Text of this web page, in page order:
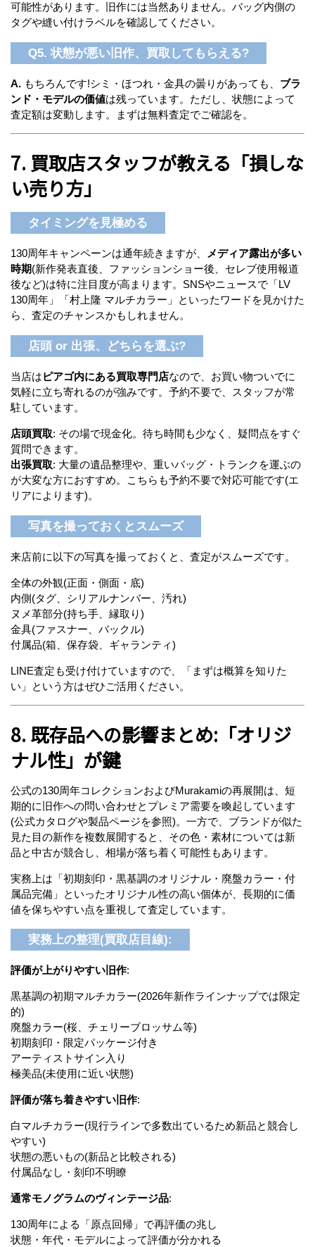
可能性があります。旧作には当然ありません。バッグ内側の
タグや縫い付けラベルを確認してください。
Q5. 状態が悪い旧作、買取してもらえる?
A. もちろんです!シミ・ほつれ・金具の曇りがあっても、 ブラ
ンド・モデルの価値は残っています。ただし、状態によって
査定額は変動します。まずは無料査定でご確認を。
7. 買取店スタッフが教える「損しな
い売り方」
タイミングを見極める
130周年キャンペーンは通年続きますが、
メディア露出が多い
時期(新作発表直後、ファッションショー後、セレブ使用報道
後など)は特に注目度が高まります。SNSやニュースで「LV
130周年」「村上隆 マルチカラー」といったワードを見かけた
ら、査定のチャンスかもしれません。
店頭 or 出張、どちらを選ぶ?
当店はピアゴ内にある買取専門店なので、お買い物ついでに
気軽に立ち寄れるのが強みです。予約不要で、スタッフが常
駐しています。
店頭買取: その場で現金化。待ち時間も少なく、疑問点をすぐ
質問できます。
出張買取: 大量の遺品整理や、重いバッグ・トランクを運ぶの
が大変な方におすすめ。こちらも予約不要で対応可能です(エ
リアによります)。
写真を撮っておくとスムーズ
来店前に以下の写真を撮っておくと、査定がスムーズです。
全体の外観(正面・側面・底)
内側(タグ、シリアルナンバー、汚れ)
ヌメ革部分(持ち手、縁取り)
金具(ファスナー、バックル)
付属品(箱、保存袋、ギャランティ)
LINE査定も受け付けていますので、「まずは概算を知りた
い」という方はぜひご活用ください。
8. 既存品への影響まとめ:「オリジ
ナル性」が鍵
公式の130周年コレクションおよびMurakamiの再展開は、短
期的に旧作への問い合わせとプレミア需要を喚起しています
(公式カタログや製品ページを参照)。一方で、ブランドが似た
見た目の新作を複数展開すると、その色・素材については新
品と中古が競合し、相場が落ち着く可能性もあります。
実務上は「初期刻印・黒基調のオリジナル・廃盤カラー・付
属品完備」といったオリジナル性の高い個体が、長期的に価
値を保ちやすい点を重視して査定しています。
実務上の整理(買取店目線):
評価が上がりやすい旧作:
黒基調の初期マルチカラー(2026年新作ラインナップでは限定
的)
廃盤カラー(桜、チェリーブロッサム等)
初期刻印・限定パッケージ付き
アーティストサイン入り
極美品(未使用に近い状態)
評価が落ち着きやすい旧作:
白マルチカラー(現行ラインで多数出ているため新品と競合し
やすい)
状態の悪いもの(新品と比較される)
付属品なし・刻印不明瞭
通常モノグラムのヴィンテージ品:
130周年による「原点回帰」で再評価の兆し
状態・年代・モデルによって評価が分かれる